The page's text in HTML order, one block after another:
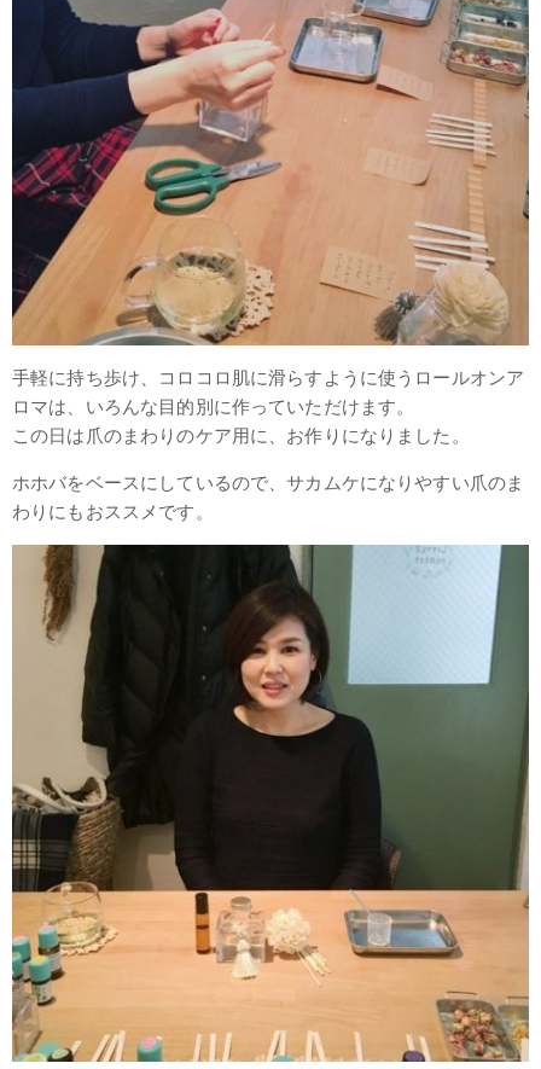
手軽に持ち歩け、コロコロ肌に滑らすように使うロールオンア
ロマは、いろんな目的別に作っていただけます。
この日は爪のまわりのケア用に、お作りになりました。
ホホバをベースにしているので、サカムケになりやすい爪のま
わりにもおススメです。